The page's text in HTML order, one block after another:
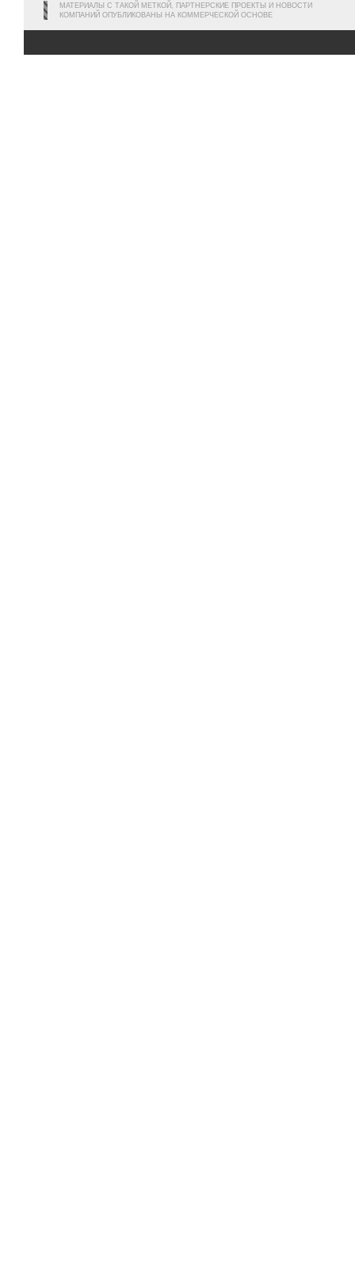
МАТЕРИАЛЫ С ТАКОЙ МЕТКОЙ, ПАРТНЕРСКИЕ ПРОЕКТЫ И НОВОСТИ
КОМПАНИЙ ОПУБЛИКОВАНЫ НА КОММЕРЧЕСКОЙ ОСНОВЕ